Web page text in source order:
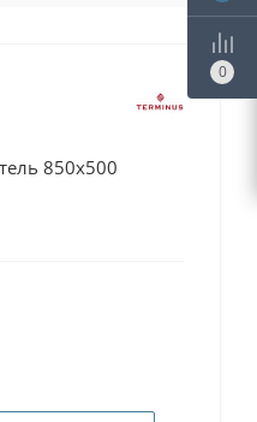
850х500
0